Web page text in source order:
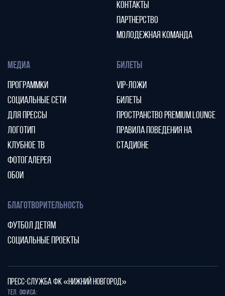
КОНТАКТЫ
ПАРТНЕРСТВО
МОЛОДЕЖНАЯ КОМАНДА
МЕДИА
ПРОГРАММКИ
СОЦИАЛЬНЫЕ СЕТИ
ДЛЯ ПРЕССЫ
ЛОГОТИП
КЛУБНОЕ ТВ
ФОТОГАЛЕРЕЯ
ОБОИ
БИЛЕТЫ
VIP-ЛОЖИ
БИЛЕТЫ
ПРОСТРАНСТВО PREMIUM LOUNGE
ПРАВИЛА ПОВЕДЕНИЯ НА
СТАДИОНЕ
БЛАГОТВОРИТЕЛЬНОСТЬ
ФУТБОЛ ДЕТЯМ
СОЦИАЛЬНЫЕ ПРОЕКТЫ
ПРЕСС-СЛУЖБА ФК «НИЖНИЙ НОВГОРОД»
Тел. офиса: